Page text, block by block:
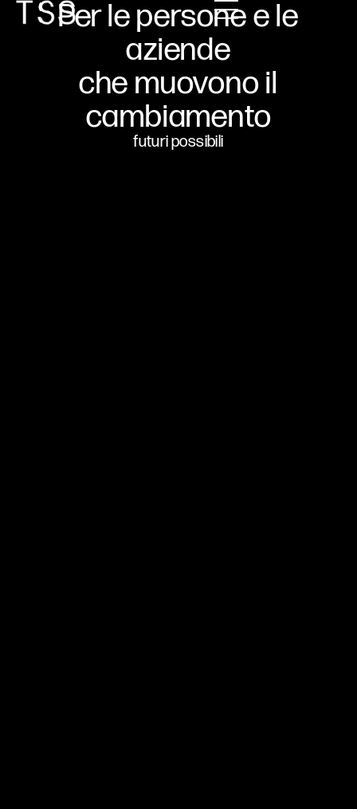
Per le persone e le
aziende
che muovono il
cambiamento
futuri possibili